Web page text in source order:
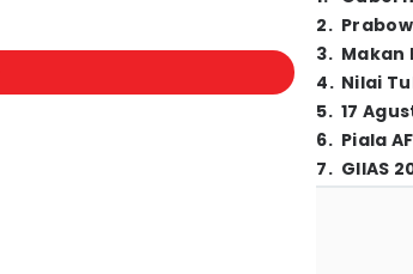
2.
3. Makan
4. Nilai
5. 17
6. Piala
7. GIIAS